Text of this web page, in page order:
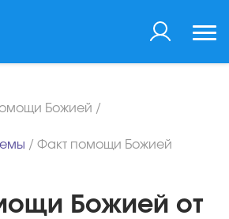
Божией /
/ Факт помощи Божией
Божией от